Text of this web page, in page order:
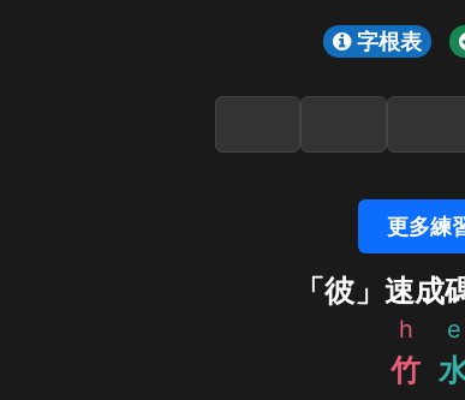
字根表
更多練
「彼」速成
h
竹
e